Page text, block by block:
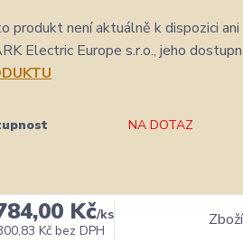
produkt není aktuálně k dispozici
Electric Europe s.r.o., jeho
NA DOTAZ
Kč/ks
Kč bez DPH